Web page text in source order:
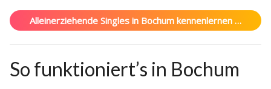
Alleinerziehende Singles in Bochum kennenlernen …
So funktioniert’s in Bochum